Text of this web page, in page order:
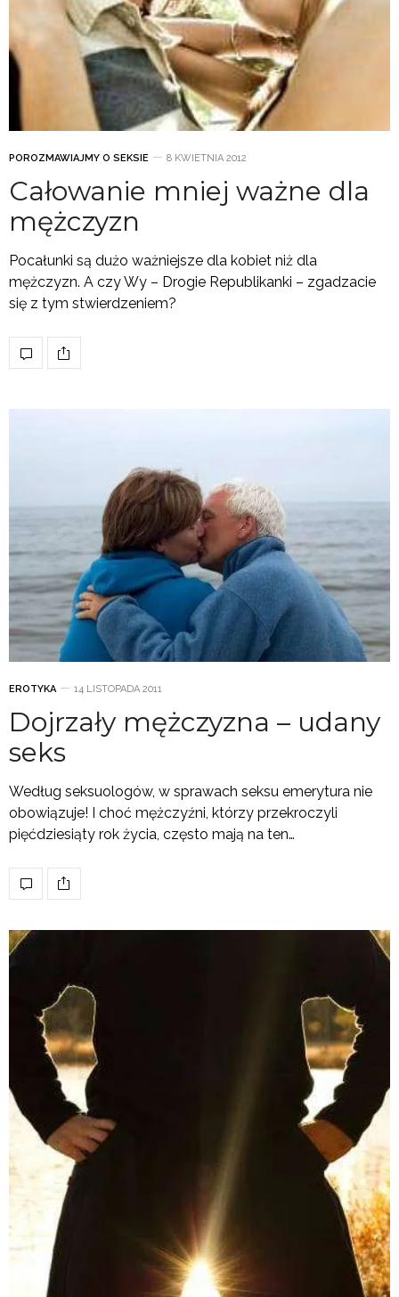
POROZMAWIAJMY O SEKSIE 8 KWIETNIA 2012
Całowanie mniej ważne dla
mężczyzn
Pocałunki są dużo ważniejsze dla kobiet niż dla
mężczyzn. A czy Wy – Drogie Republikanki – zgadzacie
się z tym stwierdzeniem?
EROTYKA 14 LISTOPADA 2011
Dojrzały mężczyzna – udany
seks
Według seksuologów, w sprawach seksu emerytura nie
obowiązuje! I choć mężczyźni, którzy przekroczyli
pięćdziesiąty rok życia, często mają na ten…